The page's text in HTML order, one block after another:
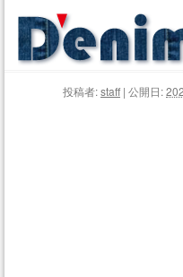
投稿者:staff | 公開日: